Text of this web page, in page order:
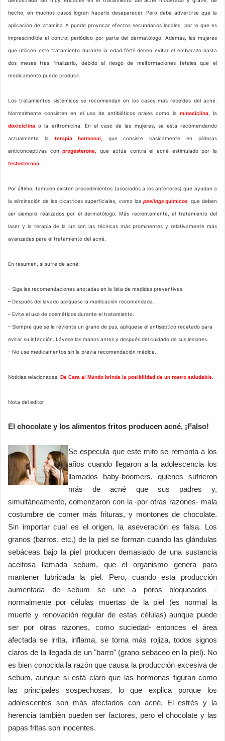
hecho, en muchos casos logran hacerlo desaparecer. Pero debe advertirse que la
aplicación de vitamina A puede provocar efectos secundarios locales, por lo que es
imprescindible el control periódico por parte del dermatólogo. Además, las mujeres
que utilicen este tratamiento durante la edad fértil deben evitar el embarazo hasta
dos meses tras finalizarlo, debido al riesgo de malformaciones fetales que el
medicamento puede producir.
Los tratamientos sistémicos se recomiendan en los casos más rebeldes del acné.
Normalmente consisten en el uso de antibióticos orales como la minociclina, la
doxiciclina o la eritromicina. En el caso de las mujeres, se está recomendando
actualmente la terapia hormonal , que consiste básicamente en píldoras
anticonceptivas conprogesterona , que actúa contra el acné estimulado por la
testosterona
Por último, también existen procedimientos (asociados a los anteriores) que ayudan a
la eliminación de las cicatrices superficiales, como los peelingsquímicos, que deben
ser siempre realizados por el dermatólogo. Más recientemente, el tratamiento del
laser y la terapia de la luz son las técnicas más prominentes y relativamente más
avanzadas para el tratamiento del acné.
En resumen, si sufre de acné:
– Siga las recomendaciones anotadas en la lista de medidas preventivas.
– Después del lavado aplíquese la medicación recomendada.
– Evite el uso de cosméticos durante el tratamiento.
– Siempre que se le reviente un grano de pus, aplíquese el antiséptico recetado para
evitar su infección. Lávese las manos antes y después del cuidado de sus lesiones.
– No use medicamentos sin la previa recomendación médica.
Noticias relacionadas: De Cara al Mundo brinda la posibilidad de un rostro saludable
Nota del editor
El chocolate y los alimentos fritos producen acné. ¡Falso!
Se especula que este mito se remonta a los
años cuando llegaron a la adolescencia los
llamados baby-boomers, quienes sufrieron
más de acné que sus padres y,
simultáneamente, comenzaron con la -por otras razones- mala
costumbre de comer más frituras, y montones de chocolate.
Sin importar cual es el origen, la aseveración es falsa. Los
granos (barros, etc.) de la piel se forman cuando las glándulas
sebáceas bajo la piel producen demasiado de una sustancia
aceitosa llamada sebum, que el organismo genera para
mantener lubricada la piel. Pero, cuando esta producción
aumentada de sebum se une a poros bloqueados -
normalmente por células muertas de la piel (es normal la
muerte y renovación regular de estas células) aunque puede
ser por otras razones, como suciedad- entonces el área
afectada se irrita, inflama, se torna más rojiza, todos signos
claros de la llegada de un "barro" (grano sebaceo en la piel). No
es bien conocida la razón que causa la producción excesiva de
sebum, aunque si está claro que las hormonas figuran como
las principales sospechosas, lo que explica porque los
adolescentes son más afectados con acné. El estrés y la
herencia también pueden ser factores, pero el chocolate y las
papas fritas son inocentes.